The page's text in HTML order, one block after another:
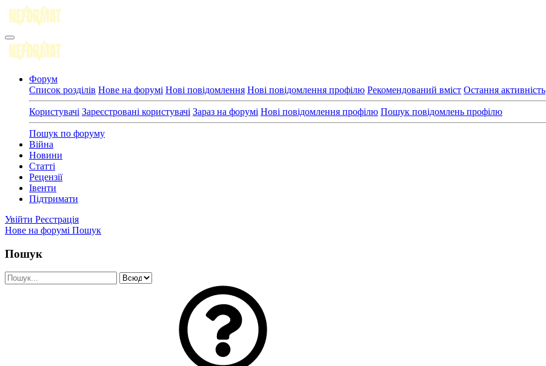
Форум
Список розділів Нове на форумі Нові повідомлення Нові повідомлення профілю Рекомендований вміст Остання активність
Користувачі Зареєстровані користувачі Зараз на форумі Нові повідомлення профілю Пошук повідомлень профілю
Пошук по форуму
Війна
Новини
Статті
Рецензії
Івенти
Підтримати
Увійти Реєстрація
Нове на форумі Пошук
Пошук